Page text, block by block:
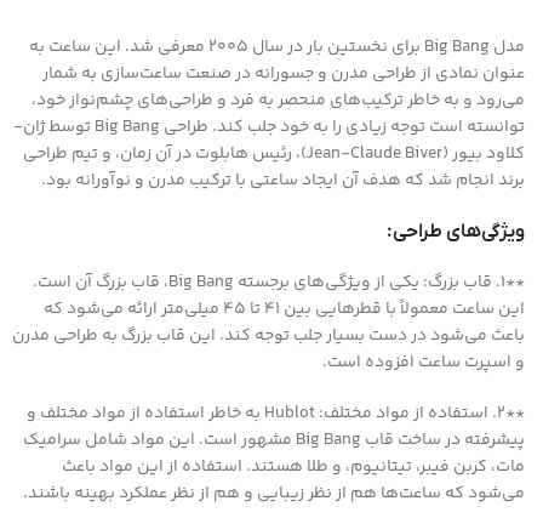
مدل Big Bang برای نخستین بار در سال 2005 معرفی شد. این ساعت به
عنوان نمادی از طراحی مدرن و جسورانه در صنعت ساعت‌سازی به شمار
می‌رود و به خاطر ترکیب‌های منحصر به فرد و طراحی‌های چشم‌نواز خود،
توانسته است توجه زیادی را به خود جلب کند. طراحی Big Bang توسط ژان-
کلاود بیور (Jean-Claude Biver)، رئیس هابلوت در آن زمان، و تیم طراحی
برند انجام شد که هدف آن ایجاد ساعتی با ترکیب مدرن و نوآورانه بود.
ویژگی‌های طراحی:
**1. قاب بزرگ: یکی از ویژگی‌های برجسته Big Bang، قاب بزرگ آن است.
این ساعت معمولاً با قطرهایی بین 41 تا 45 میلی‌متر ارائه می‌شود که
باعث می‌شود در دست بسیار جلب توجه کند. این قاب بزرگ به طراحی مدرن
و اسپرت ساعت افزوده است.
**2. استفاده از مواد مختلف: Hublot به خاطر استفاده از مواد مختلف و
پیشرفته در ساخت قاب Big Bang مشهور است. این مواد شامل سرامیک
مات، کربن فیبر، تیتانیوم، و طلا هستند. استفاده از این مواد باعث
می‌شود که ساعت‌ها هم از نظر زیبایی و هم از نظر عملکرد بهینه باشند.